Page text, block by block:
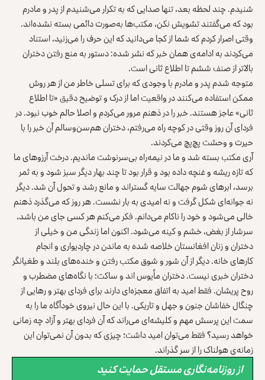
شنیدم. چند لحظه بعد، تنها صدایی که به تکرار می‌شنیدم از پدر و مادرم
بود که می‌گفتند تشویش نکن، مکتب‌ها به‌صورت دائمی بسته نشده‌اند.
وقتی اصرار کردم که شما از کجا می‌دانید که این حرف را می‌زنید، استناد
می‌کردند به ادامه‌ی همان خبر که نشر شده: دستور به منع رفتن دختران
بالاتر از صنف ششم تا اطلاع ثانی است.
متوجه شدم پدر و مادرم با وجودی که برای تسلی خاطر من از هر روش
ممکن استفاده می‌کنند در واقعیت اما از درک و توضیح دقیق «تا اطلاع
ثانی» عاجز هستند. خبر را در ذهنم مرور می‌کردم و اصلا حالم خوب نبود. در
فردای آن روز وقتی در کوچه راه می‌رفتم، دختران هم‌سن‌و‌سالم آن خبر را با
حیرت و وحشت پچ‌پچ می‌کردند.
آری مکتب بسته شد و ما در نیمه‌راه بی‌سرنوشت ماندیم. درخت آرزوهای ما
که تازه ریشه و غنچه داده بود و قرار بود تا چند بهار دیگر سبز شود و به ثمر
برسد، ابرهای شوم جهالت سایه گستراند و مانع رشد و تحول آن شد. دیگر
نه جوانه‌ای شکل گرفت و نه امیدی به بار نشست. هر روز که می‌گذرد ذهنم
خالی می‌شود و خود را ناکام می‌دانم. فکر می‌کنم هر کسی جای من باشد،
سرشار از بغض، خشم و کینه می‌شود. اکنون اما زندگی من و خیلی از
دختران و زنان افغانستان خلاصه شده به ماندن در چاردیواری و انجام
کارهای خانه. دیگر از آن شور و شوق مکتب رفتن و خنده‌های بلند و طغیانگر
دختران خبری نیست. دختران مأیوس اند و ساکت؛ با نگاه‌های مضطرب و
روح پریشان. فقط امید به اتفاق معجزه‌ای دارند برای فردای بهتر و رهایی از
چنگال خفاشان جنون و جهل و تاریکی. با این حال نیروی خودآگاه ما را به
سمت این پرسش مهم و کلیشه‌ای می‌راند که آن فردای بهتر و آزاد چه زمانی
خواهد رسید؟ فقط می‌توان امید داشت؛ چیزی ‌که بدون آن نمی‌توان این
زمانه‌ی هولناک را از سر گذراند.
از روزنامه‌نگاری مستقل حمایت کنید